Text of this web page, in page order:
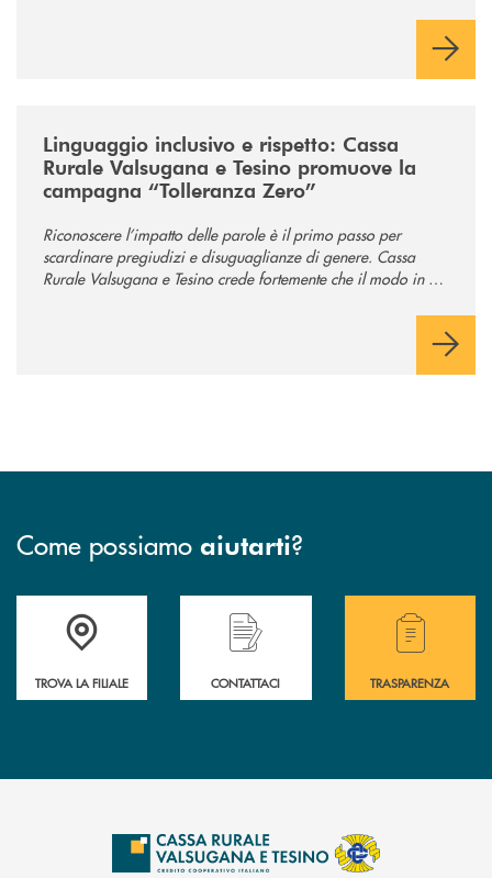
Linguaggio inclusivo e rispetto: Cassa
Rurale Valsugana e Tesino promuove la
campagna “Tolleranza Zero”
Riconoscere l’impatto delle parole è il primo passo per
scardinare pregiudizi e disuguaglianze di genere. Cassa
Rurale Valsugana e Tesino crede fortemente che il modo in cui
Come possiamo aiutarti?
Accedi all' elenco completo delle filiali .
TROVA LA FILIALE
Hai bisogno di assistenza immediata?
CONTATTACI
Hai bisogno di
TRASPARENZA